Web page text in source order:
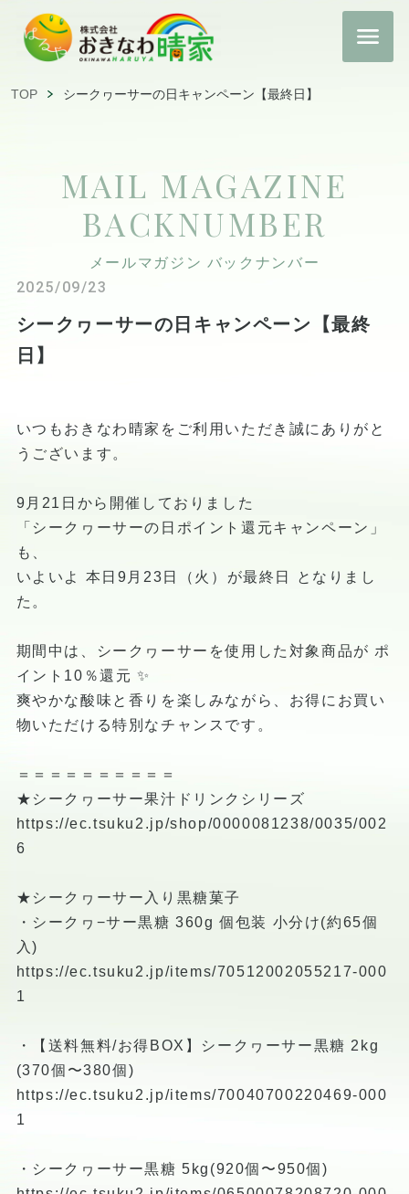
TOP シークヮーサーの日キャンペーン【最終日】
MAIL MAGAZINE
BACKNUMBER
メールマガジン バックナンバー
2025/09/23
シークヮーサーの日キャンペーン【最終
日】
いつもおきなわ晴家をご利用いただき誠にありがと
うございます。
9月21日から開催しておりました
「シークヮーサーの日ポイント還元キャンペーン」
も、
いよいよ 本日9月23日（火）が最終日 となりまし
た。
期間中は、シークヮーサーを使用した対象商品が ポ
イント10％還元 ✨
爽やかな酸味と香りを楽しみながら、お得にお買い
物いただける特別なチャンスです。
＝＝＝＝＝＝＝＝＝＝
★シークヮーサー果汁ドリンクシリーズ
https://ec.tsuku2.jp/shop/0000081238/0035/002
6
★シークヮーサー入り黒糖菓子
・シークヮ−サー黒糖 360g 個包装 小分け(約65個
入)
https://ec.tsuku2.jp/items/70512002055217-000
1
・【送料無料/お得BOX】シークヮーサー黒糖 2kg
(370個〜380個)
https://ec.tsuku2.jp/items/70040700220469-000
1
・シークヮーサー黒糖 5kg(920個〜950個)